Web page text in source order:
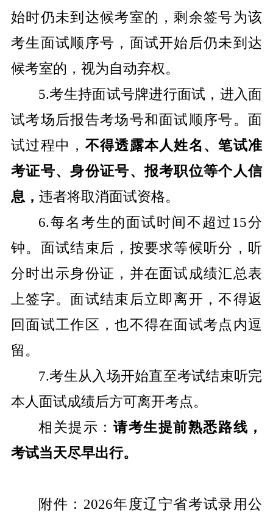
始时仍未到达候考室的，剩余签号为该
考生面试顺序号，面试开始后仍未到达
候考室的，视为自动弃权。
5.考生持面试号牌进行面试，进入面
试考场后报告考场号和面试顺序号。面
试过程中， 不得透露本人姓名、笔试准
考证号、身份证号、报考职位等个人信
息， 违者将取消面试资格。
6.每名考生的面试时间不超过 15分
钟。面试结束后，按要求等候听分，听
分时出示身份证，并在面试成绩汇总表
上签字。面试结束后立即离开，不得返
回面试工作区，也不得在面试考点内逗
留。
7.考生从入场开始直至考试结束听完
本人面试成绩后方可离开考点。
相关提示：请考生提前熟悉路线，
考试当天尽早出行。
附件： 2026年度辽宁省考试录用公